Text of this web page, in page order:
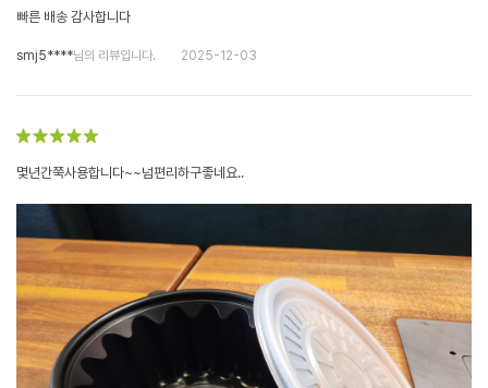
빠른 배송 감사합니다
smj5****님의 리뷰입니다. 2025-12-03
몇년간쭉사용합니다~~넘편리하구좋네요..